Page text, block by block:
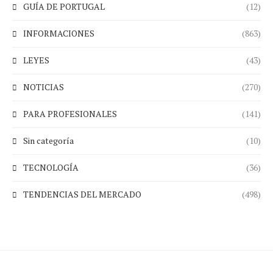
GUÍA DE PORTUGAL (12)
INFORMACIONES (863)
LEYES (43)
NOTICIAS (270)
PARA PROFESIONALES (141)
Sin categoría (10)
TECNOLOGÍA (36)
TENDENCIAS DEL MERCADO (498)